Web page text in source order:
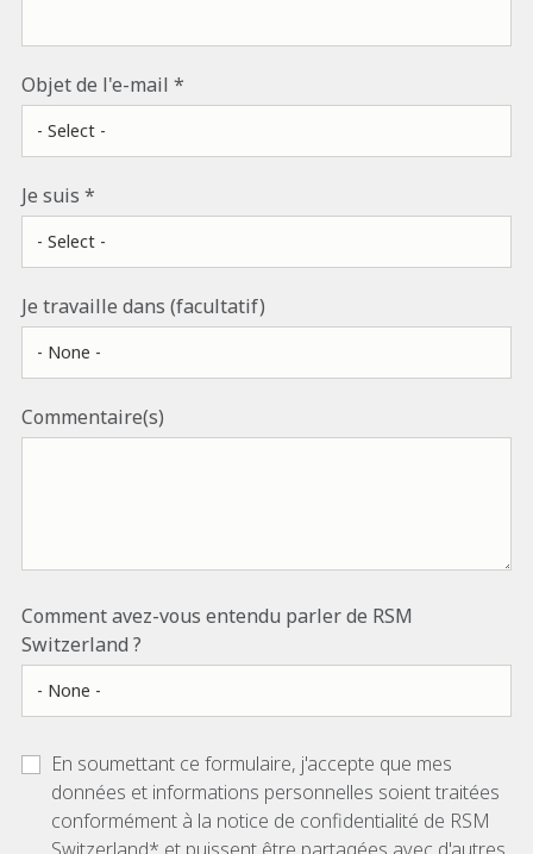
Objet de l'e-mail
Je suis
Je travaille dans (facultatif)
Commentaire(s)
Comment avez-vous entendu parler de RSM
Switzerland ?
En soumettant ce formulaire, j'accepte que mes
données et informations personnelles soient traitées
conformément à la notice de confidentialité de RSM